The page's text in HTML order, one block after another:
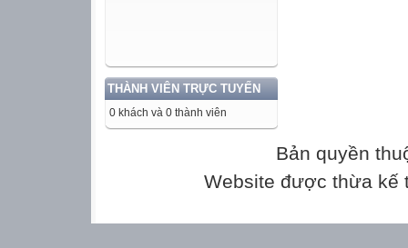
THÀNH VIÊN TRỰC TUYẾN
0 khách và 0 thành viên
25%
phim hoạt hình
Bản quyền
Website được thừa